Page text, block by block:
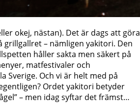
okej, nästan). Det är dags att göra
– nämligen yakitori. Den
håller sakta men säkert på
matfestivaler och
Sverige. Och vi är helt med på
Ordet yakitori betyder
– men idag syftar det främst…